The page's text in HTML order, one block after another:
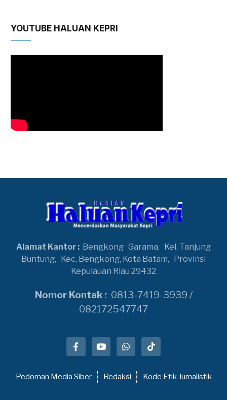
YOUTUBE HALUAN KEPRI
Alamat Kantor : Bengkong Garama, Kel. Tanjung
Buntung, Kec. Bengkong, Kota Batam, Provinsi
Kepulauan Riau 29432
Nomor Kontak : 0813-7419-3939 /
082172547747
Pedoman Media Siber Redaksi Kode Etik Jurnalistik